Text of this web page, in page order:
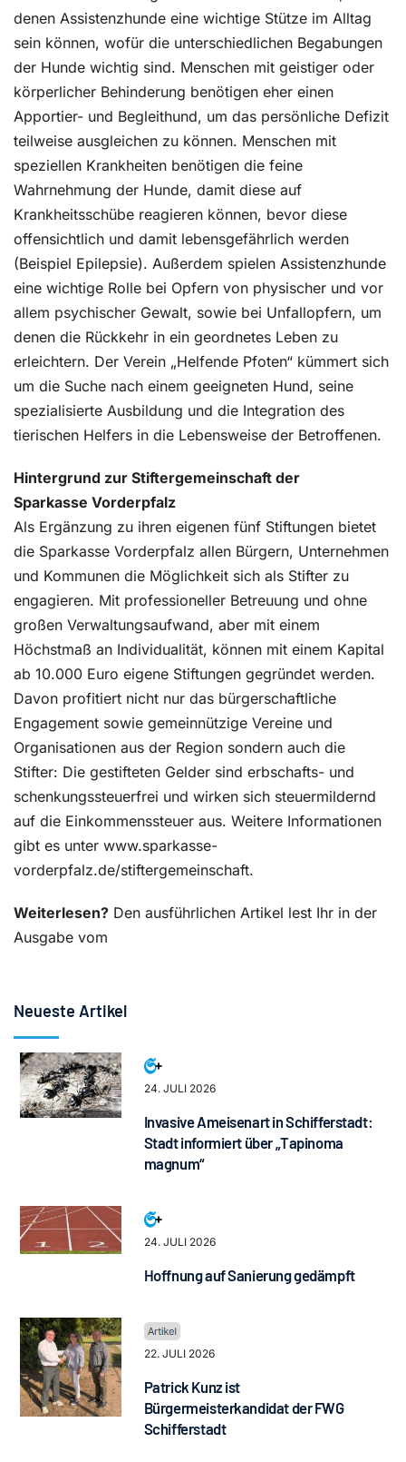
denen Assistenzhunde eine wichtige Stütze im Alltag
sein können, wofür die unterschiedlichen Begabungen
der Hunde wichtig sind. Menschen mit geistiger oder
körperlicher Behinderung benötigen eher einen
Apportier- und Begleithund, um das persönliche Defizit
teilweise ausgleichen zu können. Menschen mit
speziellen Krankheiten benötigen die feine
Wahrnehmung der Hunde, damit diese auf
Krankheitsschübe reagieren können, bevor diese
offensichtlich und damit lebensgefährlich werden
(Beispiel Epilepsie). Außerdem spielen Assistenzhunde
eine wichtige Rolle bei Opfern von physischer und vor
allem psychischer Gewalt, sowie bei Unfallopfern, um
denen die Rückkehr in ein geordnetes Leben zu
erleichtern. Der Verein „Helfende Pfoten“ kümmert sich
um die Suche nach einem geeigneten Hund, seine
spezialisierte Ausbildung und die Integration des
tierischen Helfers in die Lebensweise der Betroffenen.
Hintergrund zur Stiftergemeinschaft der
Sparkasse Vorderpfalz
Als Ergänzung zu ihren eigenen fünf Stiftungen bietet
die Sparkasse Vorderpfalz allen Bürgern, Unternehmen
und Kommunen die Möglichkeit sich als Stifter zu
engagieren. Mit professioneller Betreuung und ohne
großen Verwaltungsaufwand, aber mit einem
Höchstmaß an Individualität, können mit einem Kapital
ab 10.000 Euro eigene Stiftungen gegründet werden.
Davon profitiert nicht nur das bürgerschaftliche
Engagement sowie gemeinnützige Vereine und
Organisationen aus der Region sondern auch die
Stifter: Die gestifteten Gelder sind erbschafts- und
schenkungssteuerfrei und wirken sich steuermildernd
auf die Einkommenssteuer aus. Weitere Informationen
gibt es unter www.sparkasse-
vorderpfalz.de/stiftergemeinschaft.
Weiterlesen? Den ausführlichen Artikel lest Ihr in der
Ausgabe vom
Neueste Artikel
24. JULI 2026
Invasive Ameisenart in Schifferstadt:
Stadt informiert über „Tapinoma
magnum“
24. JULI 2026
Hoffnung auf Sanierung gedämpft
22. JULI 2026
Patrick Kunz ist
Bürgermeisterkandidat der FWG
Schifferstadt